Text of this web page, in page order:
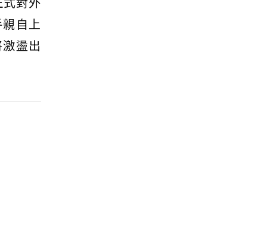
自上
盪出